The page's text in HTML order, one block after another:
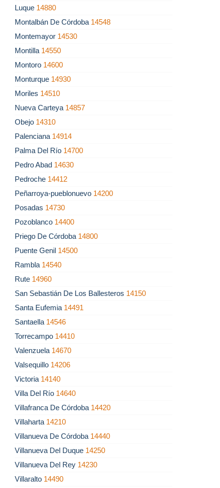
Luque 14880
Montalbán De Córdoba 14548
Montemayor 14530
Montilla 14550
Montoro 14600
Monturque 14930
Moriles 14510
Nueva Carteya 14857
Obejo 14310
Palenciana 14914
Palma Del Río 14700
Pedro Abad 14630
Pedroche 14412
Peñarroya-pueblonuevo 14200
Posadas 14730
Pozoblanco 14400
Priego De Córdoba 14800
Puente Genil 14500
Rambla 14540
Rute 14960
San Sebastián De Los Ballesteros 14150
Santa Eufemia 14491
Santaella 14546
Torrecampo 14410
Valenzuela 14670
Valsequillo 14206
Victoria 14140
Villa Del Río 14640
Villafranca De Córdoba 14420
Villaharta 14210
Villanueva De Córdoba 14440
Villanueva Del Duque 14250
Villanueva Del Rey 14230
Villaralto 14490